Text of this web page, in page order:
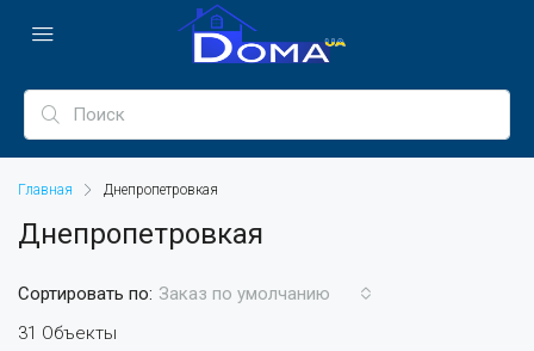
Главная Днепропетровкая
Днепропетровкая
31 Объекты
Сортировать по: Заказ по умолчанию